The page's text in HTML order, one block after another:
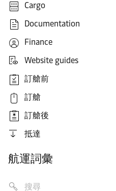
Cargo
Documentation
Finance
Website guides
訂艙前
訂艙
訂艙後
抵達
航運詞彙